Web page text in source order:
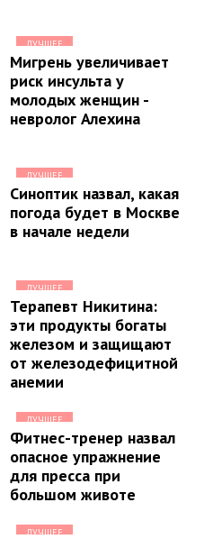
ЛУЧШЕЕ
Мигрень увеличивает
риск инсульта у
молодых женщин -
невролог Алехина
ЛУЧШЕЕ
Синоптик назвал, какая
погода будет в Москве
в начале недели
ЛУЧШЕЕ
Терапевт Никитина:
эти продукты богаты
железом и защищают
от железодефицитной
анемии
ЛУЧШЕЕ
Фитнес-тренер назвал
опасное упражнение
для пресса при
большом животе
ЛУЧШЕЕ